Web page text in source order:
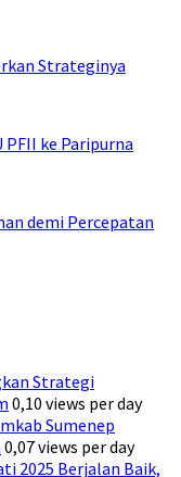
Strateginya
PFII ke Paripurna
demi Percepatan
Strategi
0,10 views per day
Sumenep
0,07 views per day
2025 Berjalan Baik,